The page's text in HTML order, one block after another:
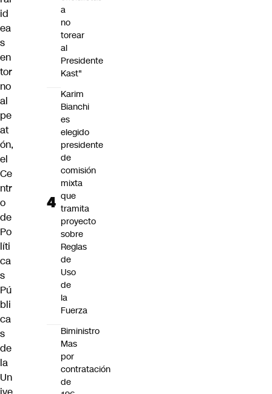
id
ea
s
en
tor
no
al
pe
at
ón,
el
Ce
ntr
o
de
Po
líti
ca
s
Pú
bli
ca
s
de
la
Un
a
no
torear
al
Presidente
Kast"
Karim
Bianchi
es
elegido
presidente
de
comisión
mixta
que
tramita
proyecto
sobre
Reglas
de
Uso
de
la
Fuerza
Biministro
Mas
por
contratación
de